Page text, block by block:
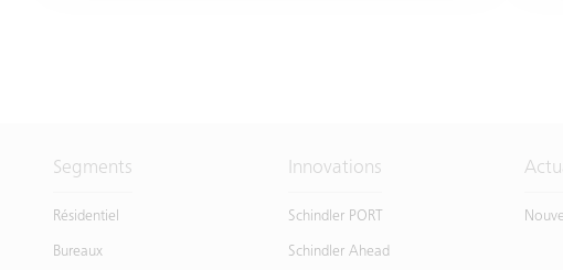
Segments
Résidentiel
Bureaux
Innovations
Schindler PORT
Schindler Ahead